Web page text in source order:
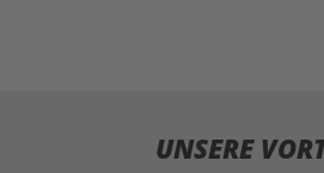
UNSERE